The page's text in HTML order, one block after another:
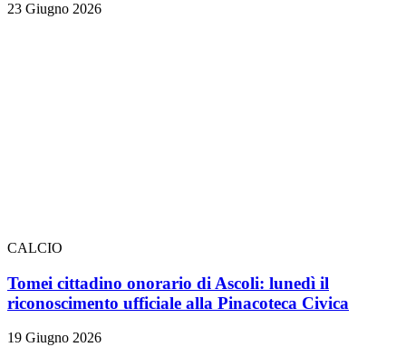
23 Giugno 2026
CALCIO
Tomei cittadino onorario di Ascoli: lunedì il
riconoscimento ufficiale alla Pinacoteca Civica
19 Giugno 2026